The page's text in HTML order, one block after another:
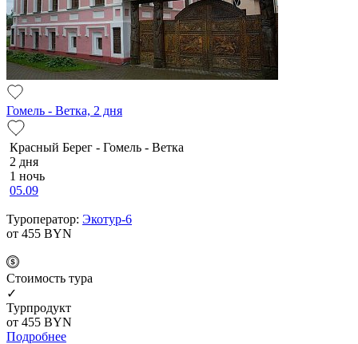
Гомель - Ветка, 2 дня
Красный Берег - Гомель - Ветка
2 дня
1 ночь
05.09
Туроператор: Экотур-6
от 455 BYN
Cтоимость тура
✓
Турпродукт
от 455 BYN
Подробнее